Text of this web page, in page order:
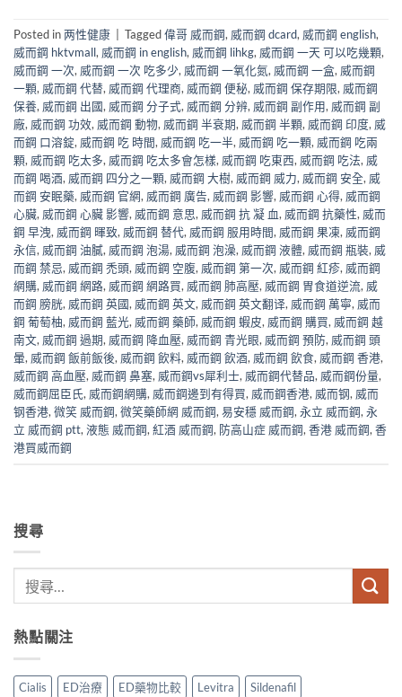
Posted in两性健康 Tagged偉哥 威而鋼, 威而鋼 dcard, 威而鋼 english,
威而鋼 hktvmall, 威而鋼 in english, 威而鋼 lihkg, 威而鋼 一天 可以吃幾顆,
威而鋼 一次, 威而鋼 一次 吃多少, 威而鋼 一氧化氮, 威而鋼 一盒, 威而鋼
一顆, 威而鋼 代替, 威而鋼 代理商, 威而鋼 便秘, 威而鋼 保存期限, 威而鋼
保養, 威而鋼 出國, 威而鋼 分子式, 威而鋼 分辨, 威而鋼 副作用, 威而鋼 副
廠, 威而鋼 功效, 威而鋼 動物, 威而鋼 半衰期, 威而鋼 半顆, 威而鋼 印度, 威
而鋼 口溶錠, 威而鋼 吃 時間, 威而鋼 吃一半, 威而鋼 吃一顆, 威而鋼 吃兩
顆, 威而鋼 吃太多, 威而鋼 吃太多會怎樣, 威而鋼 吃東西, 威而鋼 吃法, 威
而鋼 喝酒, 威而鋼 四分之一顆, 威而鋼 大樹, 威而鋼 威力, 威而鋼 安全, 威
而鋼 安眠藥, 威而鋼 官網, 威而鋼 廣告, 威而鋼 影響, 威而鋼 心得, 威而鋼
心臟, 威而鋼 心臟 影響, 威而鋼 意思, 威而鋼 抗 凝 血, 威而鋼 抗藥性, 威而
鋼 早洩, 威而鋼 暉致, 威而鋼 替代, 威而鋼 服用時間, 威而鋼 果凍, 威而鋼
永信, 威而鋼 油膩, 威而鋼 泡湯, 威而鋼 泡澡, 威而鋼 液體, 威而鋼 瓶裝, 威
而鋼 禁忌, 威而鋼 禿頭, 威而鋼 空腹, 威而鋼 第一次, 威而鋼 紅疹, 威而鋼
網購, 威而鋼 網路, 威而鋼 網路買, 威而鋼 肺高壓, 威而鋼 胃食道逆流, 威
而鋼 膀胱, 威而鋼 英國, 威而鋼 英文, 威而鋼 英文翻译, 威而鋼 萬寧, 威而
鋼 葡萄柚, 威而鋼 藍光, 威而鋼 藥師, 威而鋼 蝦皮, 威而鋼 購買, 威而鋼 越
南文, 威而鋼 過期, 威而鋼 降血壓, 威而鋼 青光眼, 威而鋼 預防, 威而鋼 頭
暈, 威而鋼 飯前飯後, 威而鋼 飲料, 威而鋼 飲酒, 威而鋼 飲食, 威而鋼 香港,
威而鋼 高血壓, 威而鋼 鼻塞, 威而鋼vs犀利士, 威而鋼代替品, 威而鋼份量,
威而鋼屈臣氏, 威而鋼網購, 威而鋼邊到有得買, 威而鋼香港, 威而钢, 威而
钢香港, 微笑 威而鋼, 微笑藥師網 威而鋼, 易安穩 威而鋼, 永立 威而鋼, 永
立 威而鋼 ptt, 液態 威而鋼, 紅酒 威而鋼, 防高山症 威而鋼, 香港 威而鋼, 香
港買威而鋼
搜尋
熱點關注
Cialis ED治療 ED藥物比較 Levitra
Sildenafil